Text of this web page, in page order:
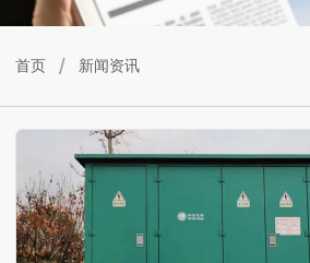
首页 / 新闻资讯